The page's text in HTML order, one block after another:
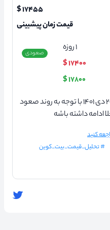
۱۷۴۵۵ $
قیمت زمان پیشبینی
۱روزه
۱۷۴۰۰ $
۱۷۸۰۰ $
صعودی
تحلیل بیت کوین در تاریخ ۲۰ دی ۱۴۰۱ با توجه به روند صعود
ادامه داشته باشه
کنید
# تحلیل_قیمت_بیت_کوین